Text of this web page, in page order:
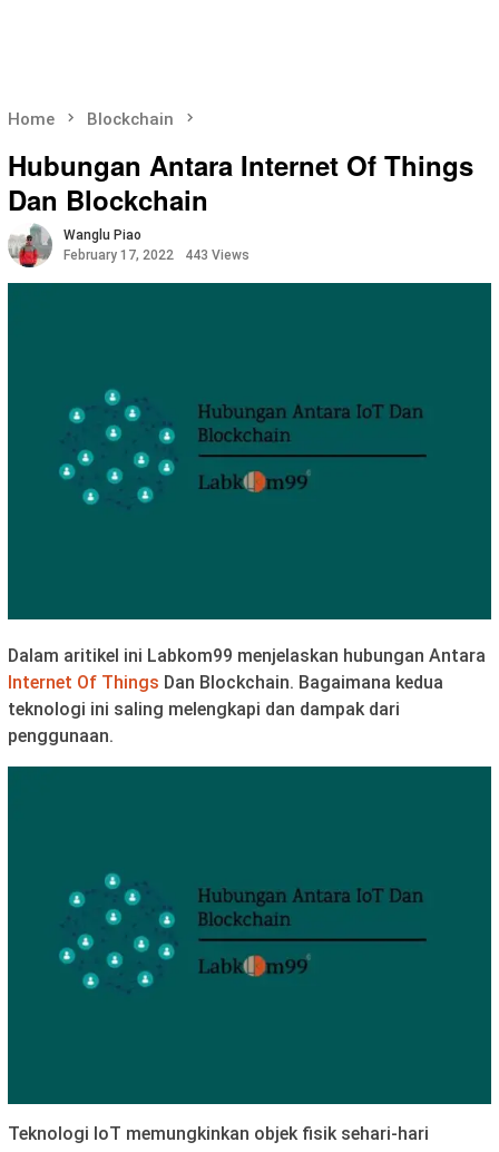
Home Blockchain
Hubungan Antara Internet Of Things
Dan Blockchain
Wanglu Piao
February 17, 2022
443 Views
Dalam aritikel ini Labkom99 menjelaskan hubungan Antara
Internet Of Things Dan Blockchain. Bagaimana kedua
teknologi ini saling melengkapi dan dampak dari
penggunaan.
Teknologi IoT memungkinkan objek fisik sehari-hari